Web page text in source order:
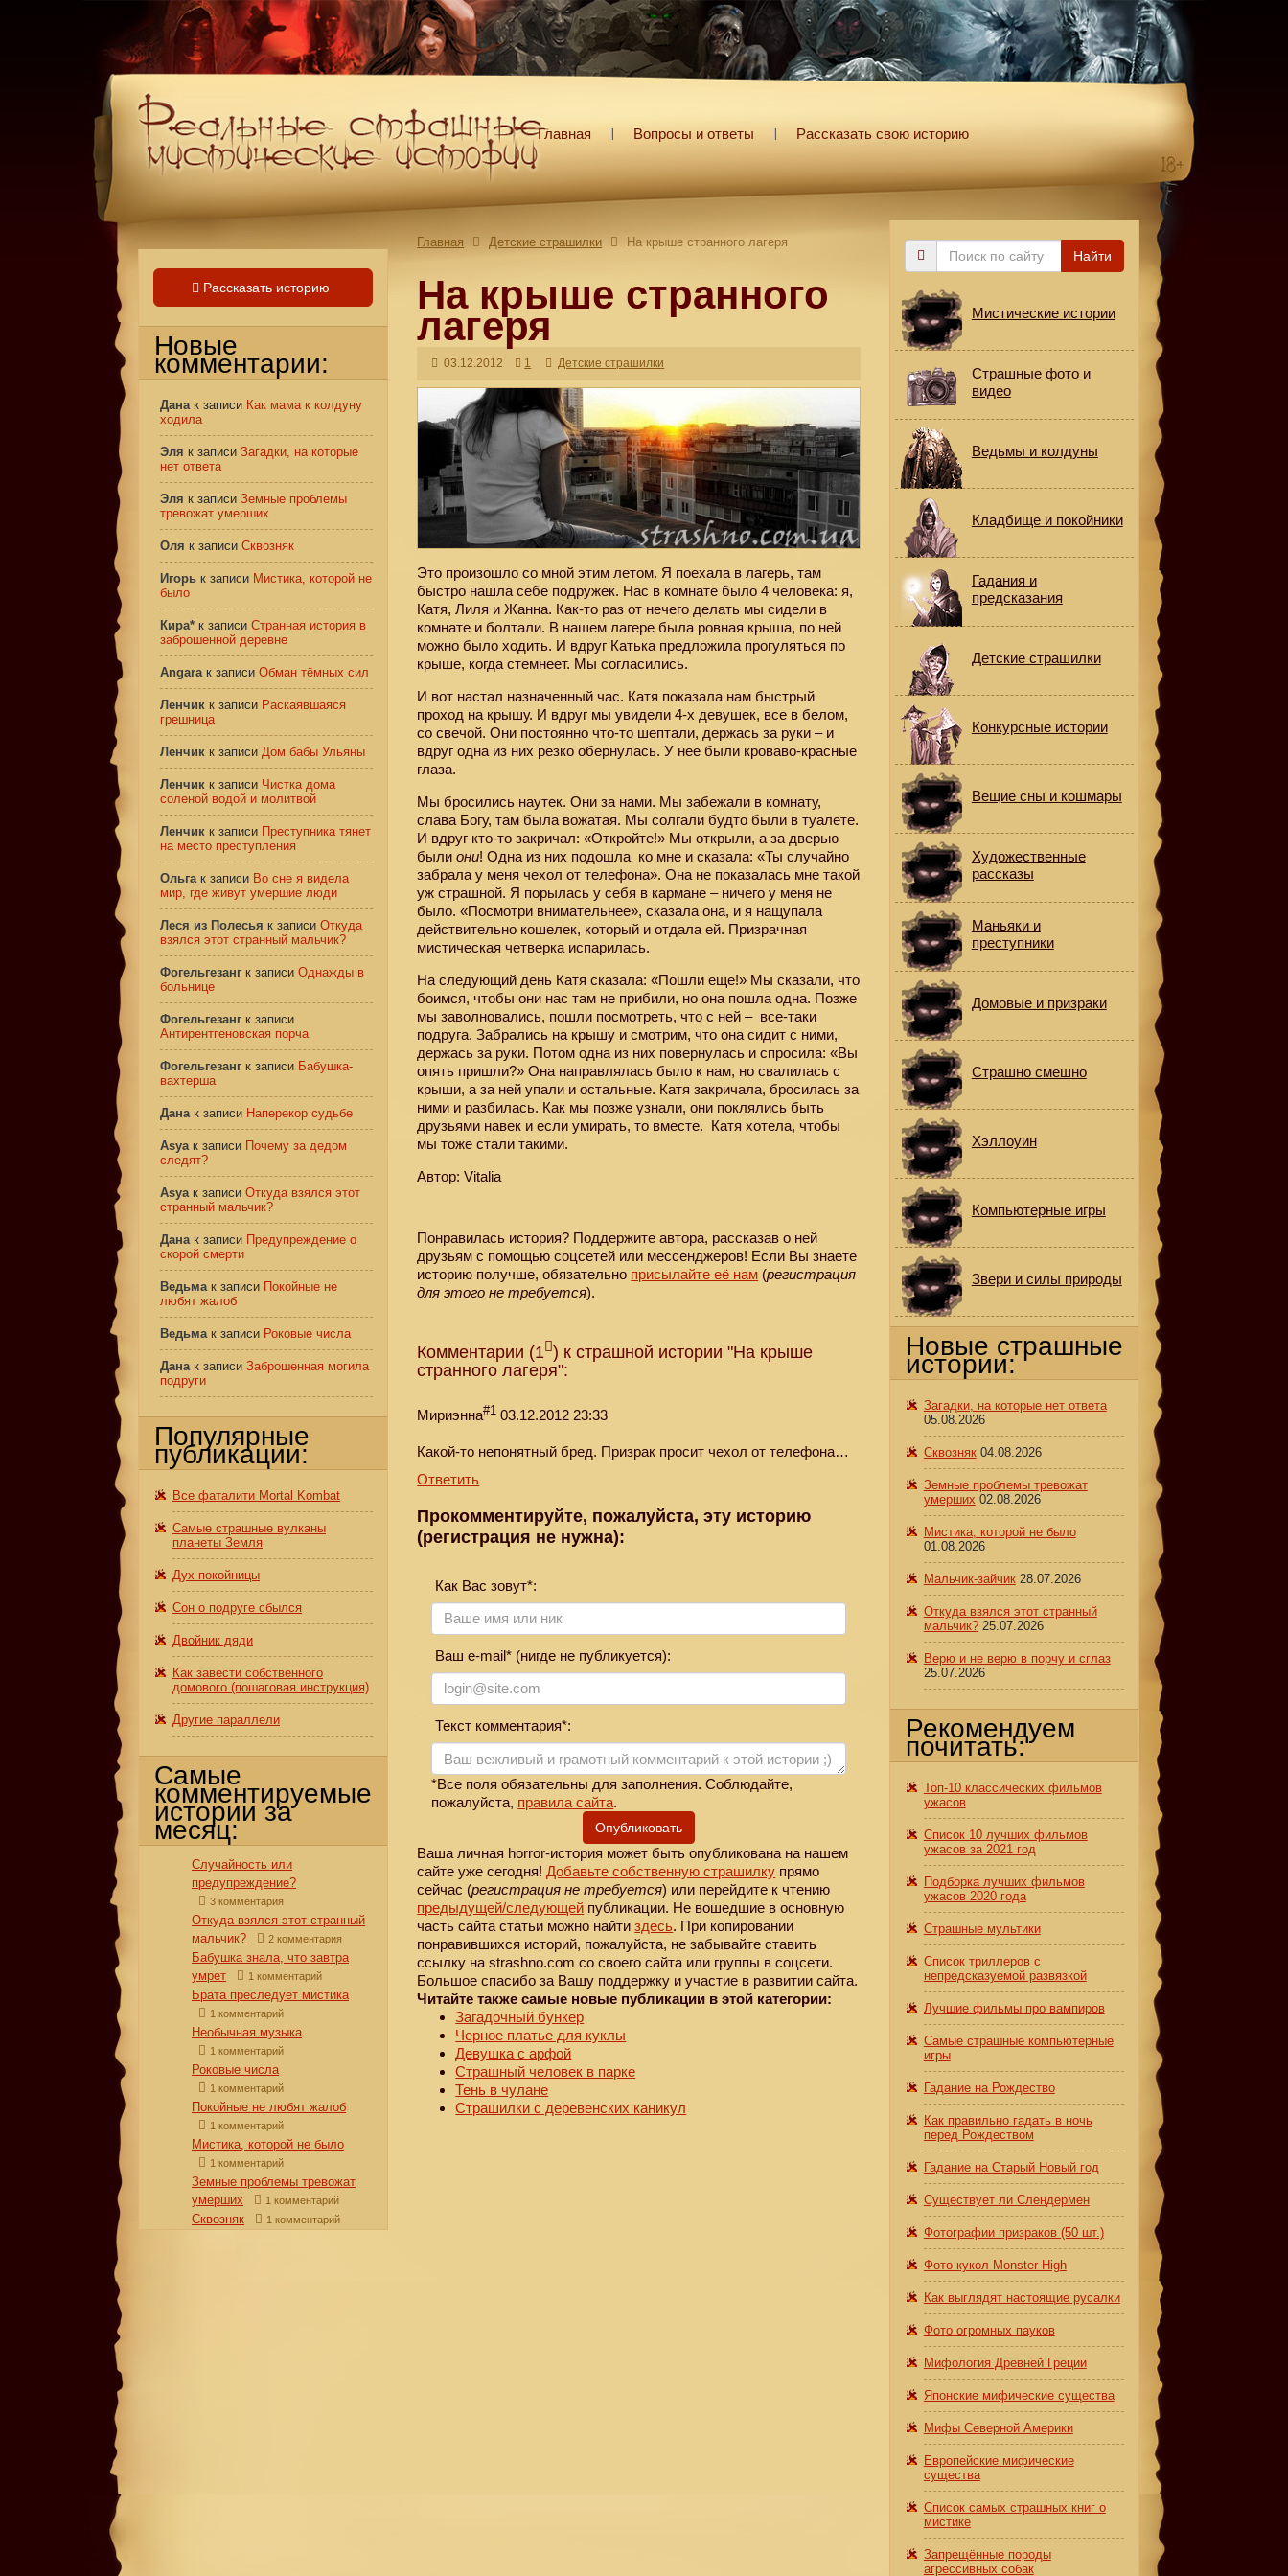
Главная Вопросы и ответы Рассказать свою историю
Главная Детские страшилки На крыше странного лагеря
На крыше странного
лагеря
03.12.2012 1 Детские страшилки
Это произошло со мной этим летом. Я поехала в лагерь, там
быстро нашла себе подружек. Нас в комнате было 4 человека: я,
Катя, Лиля и Жанна. Как-то раз от нечего делать мы сидели в
комнате и болтали. В нашем лагере была ровная крыша, по ней
можно было ходить. И вдруг Катька предложила прогуляться по
крыше, когда стемнеет. Мы согласились.
И вот настал назначенный час. Катя показала нам быстрый
проход на крышу. И вдруг мы увидели 4-х девушек, все в белом,
со свечой. Они постоянно что-то шептали, держась за руки – и
вдруг одна из них резко обернулась. У нее были кроваво-красные
глаза.
Мы бросились наутек. Они за нами. Мы забежали в комнату,
слава Богу, там была вожатая. Мы солгали будто были в туалете.
И вдруг кто-то закричал: «Откройте!» Мы открыли, а за дверью
былиони! Одна из них подошла ко мне и сказала: «Ты случайно
забрала у меня чехол от телефона». Она не показалась мне такой
уж страшной. Я порылась у себя в кармане – ничего у меня не
было. «Посмотри внимательнее», сказала она, и я нащупала
действительно кошелек, который и отдала ей. Призрачная
мистическая четверка испарилась.
На следующий день Катя сказала: «Пошли еще!» Мы сказали, что
боимся, чтобы они нас там не прибили, но она пошла одна. Позже
мы заволновались, пошли посмотреть, что с ней – все-таки
подруга. Забрались на крышу и смотрим, что она сидит с ними,
держась за руки. Потом одна из них повернулась и спросила: «Вы
опять пришли?» Она направлялась было к нам, но свалилась с
крыши, а за ней упали и остальные. Катя закричала, бросилась за
ними и разбилась. Как мы позже узнали, они поклялись быть
друзьями навек и если умирать, то вместе.
Катя хотела, чтобы
мы тоже стали такими.
Автор: Vitalia
Понравилась история? Поддержите автора, рассказав о ней
друзьям с помощью соцсетей или мессенджеров! Если Вы знаете
историю получше, обязательно присылайте её нам (регистрация
для этого не требуется).
Комментарии (1 ) к страшной истории "На крыше
странного лагеря":
Мириэнна#1 03.12.2012 23:33
Какой-то непонятный бред. Призрак просит чехол от телефона…
Ответить
Прокомментируйте, пожалуйста, эту историю
(регистрация не нужна):
Как Вас зовут*:
Ваш e-mail* (нигде не публикуется):
Текст комментария*:
*Все поля обязательны для заполнения. Соблюдайте,
пожалуйста, правила сайта.
Опубликовать
Ваша личная horror-история может быть опубликована на нашем
сайте уже сегодня!Добавьте собственную страшилку прямо
сейчас (регистрация не требуется) или перейдите к чтению
предыдущей/следующей публикации. Не вошедшие в основную
часть сайта статьи можно найтиздесь. При копировании
понравившихся историй, пожалуйста, не забывайте ставить
ссылку на strashno.com со своего сайта или группы в соцсети.
Большое спасибо за Вашу поддержку и участие в развитии сайта.
Читайте также самые новые публикации в этой категории:
Загадочный бункер
Черное платье для куклы
Девушка с арфой
Страшный человек в парке
Тень в чулане
Страшилки с деревенских каникул
Рассказать историю
Новые
комментарии:
Данак записи Как мама к колдуну
ходила
Эля к записи Загадки, на которые
нет ответа
Эля к записи Земные проблемы
тревожат умерших
Оля к записи Сквозняк
Игорь к записи Мистика, которой не
было
Кира* к записи Странная история в
заброшенной деревне
Angaraк записи Обман тёмных сил
Ленчик к записи Раскаявшаяся
грешница
Ленчик к записи Дом бабы Ульяны
Ленчик к записи Чистка дома
соленой водой и молитвой
Ленчик к записи Преступника тянет
на место преступления
Ольгак записи Во сне я видела
мир, где живут умершие люди
Леся из Полесья к записи Откуда
взялся этот странный мальчик?
Фогельгезанг к записи Однажды в
больнице
Фогельгезанг к записи
Антирентгеновская порча
Фогельгезанг к записи Бабушка-
вахтерша
Данак записи Наперекор судьбе
Asyaк записи Почему за дедом
следят?
Asyaк записи Откуда взялся этот
странный мальчик?
Данак записи Предупреждение о
скорой смерти
Ведьмак записи Покойные не
любят жалоб
Ведьмак записи Роковые числа
Данак записи Заброшенная могила
подруги
Популярные
публикации:
Все фаталити Mortal Kombat
Самые страшные вулканы
планеты Земля
Дух покойницы
Сон о подруге сбылся
Двойник дяди
Как завести собственного
домового (пошаговая инструкция)
Другие параллели
Самые
комментируемые
истории за
месяц:
Случайность или
предупреждение?
3 комментария
Откуда взялся этот странный
мальчик?
2 комментария
Бабушка знала, что завтра
умрет
1 комментарий
Брата преследует мистика
1 комментарий
Необычная музыка
1 комментарий
Роковые числа
1 комментарий
Покойные не любят жалоб
1 комментарий
Мистика, которой не было
1 комментарий
Земные проблемы тревожат
умерших
1 комментарий
Сквозняк 1 комментарий
Поиск
Найти
Мистические истории
Страшные фото и
видео
Ведьмы и колдуны
Кладбище и покойники
Гадания и
предсказания
Детские страшилки
Конкурсные истории
Вещие сны и кошмары
Художественные
рассказы
Маньяки и
преступники
Домовые и призраки
Страшно смешно
Хэллоуин
Компьютерные игры
Звери и силы природы
Новые страшные
истории:
Загадки, на которые нет ответа
05.08.2026
Сквозняк 04.08.2026
Земные проблемы тревожат
умерших 02.08.2026
Мистика, которой не было
01.08.2026
Мальчик-зайчик 28.07.2026
Откуда взялся этот странный
мальчик? 25.07.2026
Верю и не верю в порчу и сглаз
25.07.2026
Рекомендуем
почитать:
Топ-10 классических фильмов
ужасов
Список 10 лучших фильмов
ужасов за 2021 год
Подборка лучших фильмов
ужасов 2020 года
Страшные мультики
Список триллеров с
непредсказуемой развязкой
Лучшие фильмы про вампиров
Самые страшные компьютерные
игры
Гадание на Рождество
Как правильно гадать в ночь
перед Рождеством
Гадание на Старый Новый год
Существует ли Слендермен
Фотографии призраков (50 шт.)
Фото кукол Monster High
Как выглядят настоящие русалки
Фото огромных пауков
Мифология Древней Греции
Японские мифические существа
Мифы Северной Америки
Европейские мифические
существа
Список самых страшных книг о
мистике
Запрещённые породы
агрессивных собак